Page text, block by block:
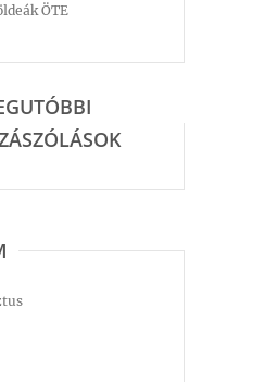
ÖTE